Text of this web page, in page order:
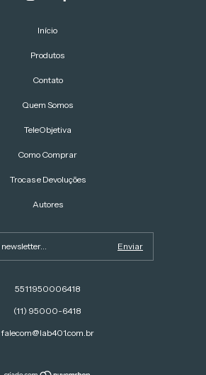
Início
Produtos
Contato
Quem Somos
TeleObjetiva
Como Comprar
Trocas e Devoluções
Autores
5511950006418
(11) 95000-6418
falecom@lab401.com.br